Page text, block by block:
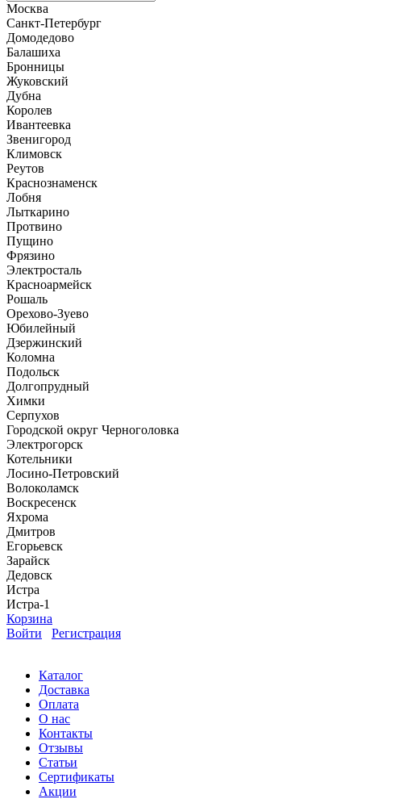
Москва
Санкт-Петербург
Домодедово
Балашиха
Бронницы
Жуковский
Дубна
Королев
Ивантеевка
Звенигород
Климовск
Реутов
Краснознаменск
Лобня
Лыткарино
Протвино
Пущино
Фрязино
Электросталь
Красноармейск
Рошаль
Орехово-Зуево
Юбилейный
Дзержинский
Коломна
Подольск
Долгопрудный
Химки
Серпухов
Городской округ Черноголовка
Электрогорск
Котельники
Лосино-Петровский
Волоколамск
Воскресенск
Яхрома
Дмитров
Егорьевск
Зарайск
Дедовск
Истра
Истра-1
Корзина
Войти
Регистрация
Каталог
Доставка
Оплата
О нас
Контакты
Отзывы
Статьи
Сертификаты
Акции